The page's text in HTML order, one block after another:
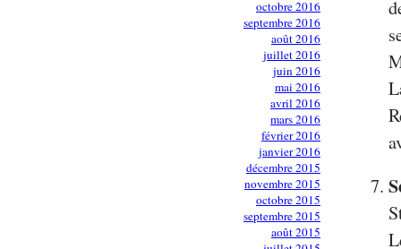
octobre 2016
septembre 2016
août 2016
juillet 2016
juin 2016
mai 2016
avril 2016
mars 2016
février 2016
janvier 2016
décembre 2015
novembre 2015
octobre 2015
septembre 2015
août 2015